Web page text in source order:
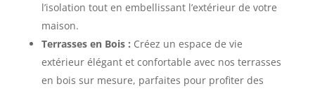
l’isolation tout en embellissant l’extérieur de votre
maison.
Terrasses en Bois : Créez un espace de vie
extérieur élégant et confortable avec nos terrasses
en bois sur mesure, parfaites pour profiter des